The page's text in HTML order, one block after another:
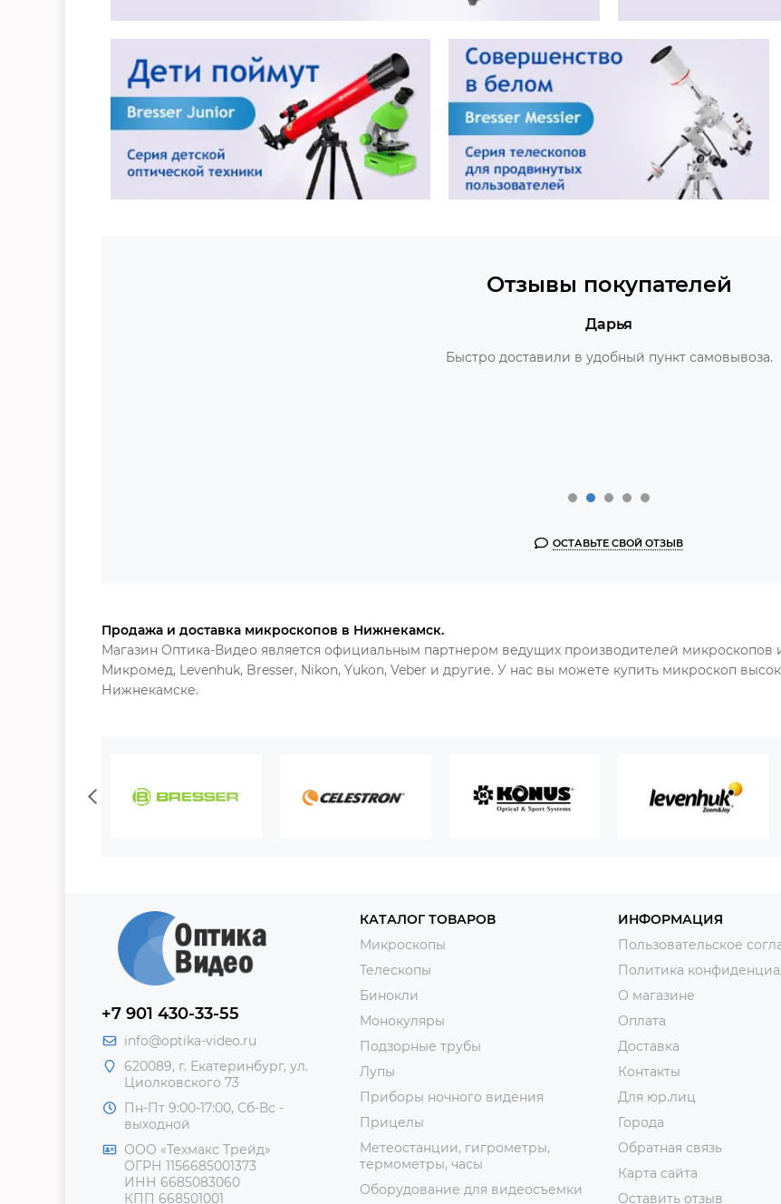
Отзывы покупателей
Дарья
Быстро доставили в удобный пункт самовывоза.
ОСТАВЬТЕ СВОЙ ОТЗЫВ
Продажа и доставка микроскопов в Нижнекамск.
Магазин Оптика-Видео является официальным партнером ведущих производителей микроскопов
Микромед, Levenhuk, Bresser, Nikon, Yukon, Veber и другие. У нас вы можете купить микроскоп
Нижнекамске.
+7 901 430-33-55
info@optika-video.ru
620089, г. Екатеринбург, ул.
Циолковского 73
Пн-Пт 9:00-17:00, Сб-Вс -
выходной
ООО «Техмакс Трейд»
ОГРН 1156685001373
ИНН 6685083060
КПП 668501001
КАТАЛОГ ТОВАРОВ
Микроскопы
Телескопы
Бинокли
Монокуляры
Подзорные трубы
Лупы
Приборы ночного видения
Прицелы
Метеостанции, гигрометры,
термометры, часы
Оборудование для видеосъемки
ИНФОРМАЦИЯ
Пользовательское
Политика
О магазине
Оплата
Доставка
Контакты
Для юр.лиц
Города
Обратная связь
Карта сайта
Оставить отзыв